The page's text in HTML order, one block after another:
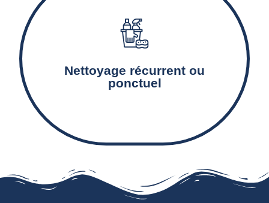
Nettoyage récurrent ou
ponctuel
Le nettoyage et l’entretien des équipements
ascenseurs et boîtes-aux-lettres.